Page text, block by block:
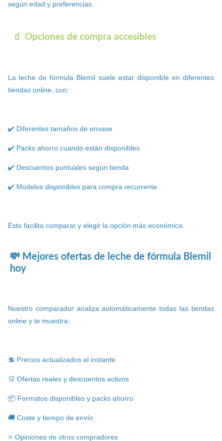
según edad y preferencias.
🧃 Opciones de compra accesibles
La leche de fórmula Blemil suele estar disponible en diferentes
tiendas online, con:
✔️ Diferentes tamaños de envase
✔️ Packs ahorro cuando están disponibles
✔️ Descuentos puntuales según tienda
✔️ Modelos disponibles para compra recurrente
Esto facilita comparar y elegir la opción más económica.
💸 Mejores ofertas de leche de fórmula Blemil
hoy
Nuestro comparador analiza automáticamente todas las tiendas
online y te muestra:
💲 Precios actualizados al instante
🛒 Ofertas reales y descuentos activos
📦 Formatos disponibles y packs ahorro
🚚 Coste y tiempo de envío
⭐ Opiniones de otros compradores